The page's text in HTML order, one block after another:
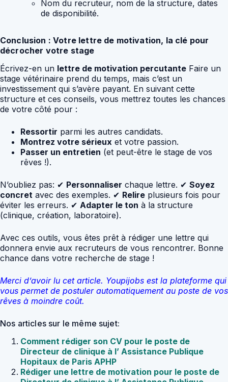
Nom du recruteur, nom de la structure, dates
de disponibilité.
Conclusion : Votre lettre de motivation, la clé pour
décrocher votre stage
Écrivez-en un lettre de motivation percutante Faire un
stage vétérinaire prend du temps, mais c’est un
investissement qui s’avère payant. En suivant cette
structure et ces conseils, vous mettrez toutes les chances
de votre côté pour :
Ressortir parmi les autres candidats.
Montrez votre sérieux et votre passion.
Passer un entretien (et peut-être le stage de vos
rêves !).
N’oubliez pas: ✔ Personnaliser chaque lettre. ✔ Soyez
concret avec des exemples. ✔ Relire plusieurs fois pour
éviter les erreurs. ✔ Adapter le ton à la structure
(clinique, création, laboratoire).
Avec ces outils, vous êtes prêt à rédiger une lettre qui
donnera envie aux recruteurs de vous rencontrer. Bonne
chance dans votre recherche de stage !
Merci d’avoir lu cet article. Youpijobs est la plateforme qui
vous permet de postuler automatiquement au poste de vos
rêves à moindre coût.
Nos articles sur le même sujet:
Comment rédiger son CV pour le poste de
Directeur de clinique à l’ Assistance Publique
Hopitaux de Paris APHP
Rédiger une lettre de motivation pour le poste de